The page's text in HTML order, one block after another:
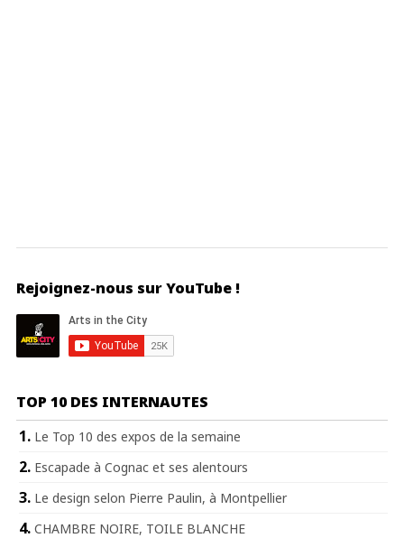
Rejoignez-nous sur YouTube !
TOP 10 DES INTERNAUTES
Le Top 10 des expos de la semaine
Escapade à Cognac et ses alentours
Le design selon Pierre Paulin, à Montpellier
CHAMBRE NOIRE, TOILE BLANCHE